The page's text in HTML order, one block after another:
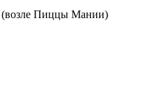
(возле Пиццы Мании)